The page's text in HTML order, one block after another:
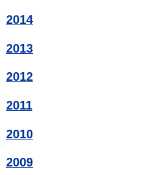
2014
2013
2012
2011
2010
2009